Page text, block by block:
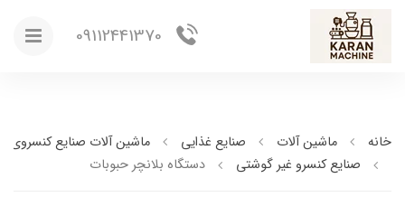
خانه ماشین آلات صنایع غذایی
ماشین آلات صنایع کنسروی
صنایع کنسرو غیر گوشتی
دستگاه بلانچر حبوبات